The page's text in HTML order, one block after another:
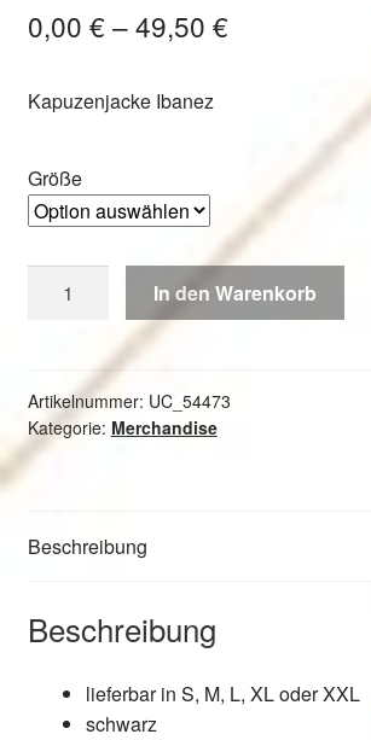
0,00 € –49,50 €Preisspanne:
49,50 €
Kapuzenjacke Ibanez
Größe
Ibanez
In den Warenkorb
Artikelnummer: UC_54473
Kategorie: Merchandise
Beschreibung
Beschreibung
lieferbar in S, M, L, XL oder XXL
schwarz